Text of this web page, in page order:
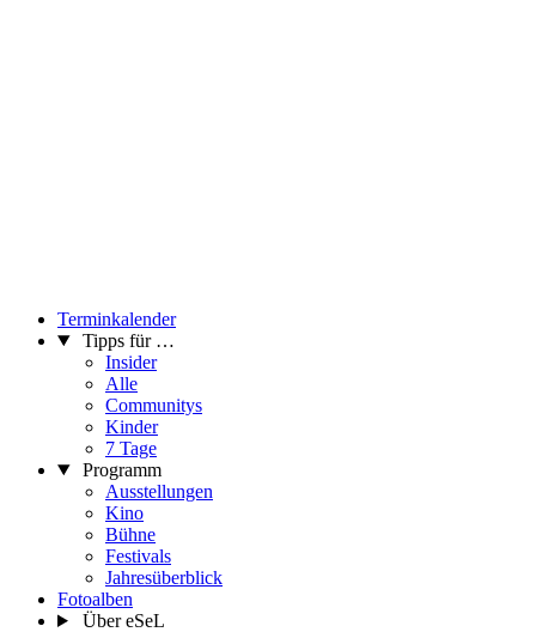
Terminkalender
Tipps für …
Insider
Alle
Communitys
Kinder
7 Tage
Programm
Ausstellungen
Kino
Bühne
Festivals
Jahresüberblick
Fotoalben
Über eSeL